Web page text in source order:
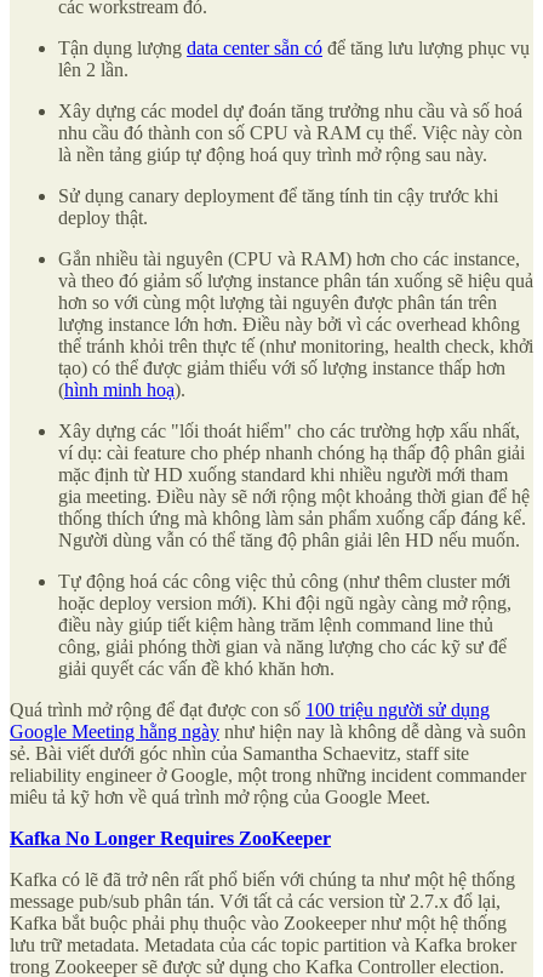
các workstream đó.
Tận dụng lượng data center sẵn có để tăng lưu lượng phục vụ
lên 2 lần.
Xây dựng các model dự đoán tăng trưởng nhu cầu và số hoá
nhu cầu đó thành con số CPU và RAM cụ thể. Việc này còn
là nền tảng giúp tự động hoá quy trình mở rộng sau này.
Sử dụng canary deployment để tăng tính tin cậy trước khi
deploy thật.
Gắn nhiều tài nguyên (CPU và RAM) hơn cho các instance,
và theo đó giảm số lượng instance phân tán xuống sẽ hiệu quả
hơn so với cùng một lượng tài nguyên được phân tán trên
lượng instance lớn hơn. Điều này bởi vì các overhead không
thể tránh khỏi trên thực tế (như monitoring, health check, khởi
tạo) có thể được giảm thiểu với số lượng instance thấp hơn
(hình minh hoạ).
Xây dựng các "lối thoát hiểm" cho các trường hợp xấu nhất,
ví dụ: cài feature cho phép nhanh chóng hạ thấp độ phân giải
mặc định từ HD xuống standard khi nhiều người mới tham
gia meeting. Điều này sẽ nới rộng một khoảng thời gian để hệ
thống thích ứng mà không làm sản phẩm xuống cấp đáng kể.
Người dùng vẫn có thể tăng độ phân giải lên HD nếu muốn.
Tự động hoá các công việc thủ công (như thêm cluster mới
hoặc deploy version mới). Khi đội ngũ ngày càng mở rộng,
điều này giúp tiết kiệm hàng trăm lệnh command line thủ
công, giải phóng thời gian và năng lượng cho các kỹ sư để
giải quyết các vấn đề khó khăn hơn.
Quá trình mở rộng để đạt được con số 100 triệu người sử dụng
Google Meeting hằng ngày như hiện nay là không dễ dàng và suôn
sẻ. Bài viết dưới góc nhìn của Samantha Schaevitz, staff site
reliability engineer ở Google, một trong những incident commander
miêu tả kỹ hơn về quá trình mở rộng của Google Meet.
Kafka No Longer Requires ZooKeeper
Kafka có lẽ đã trở nên rất phổ biến với chúng ta như một hệ thống
message pub/sub phân tán. Với tất cả các version từ 2.7.x đổ lại,
Kafka bắt buộc phải phụ thuộc vào Zookeeper như một hệ thống
lưu trữ metadata. Metadata của các topic partition và Kafka broker
trong Zookeeper sẽ được sử dụng cho Kafka Controller election.